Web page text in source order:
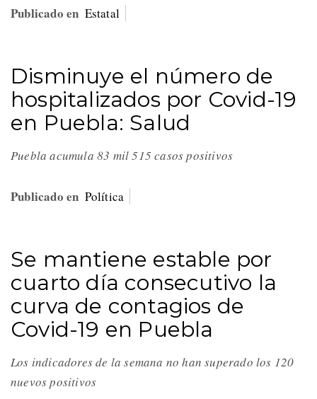
Publicado en Estatal
Disminuye el número de
hospitalizados por Covid-19
en Puebla: Salud
Puebla acumula 83 mil 515 casos positivos
Publicado en Política
Se mantiene estable por
cuarto día consecutivo la
curva de contagios de
Covid-19 en Puebla
Los indicadores de la semana no han superado los 120
nuevos positivos